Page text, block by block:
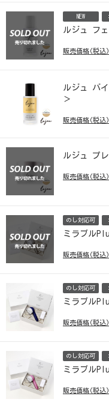
NEW
ルジュ フ
販売価格(税込
ルジュ バ
＞
販売価格(税込
ルジュ プ
販売価格(税込
のし対応可
ミラブル
販売価格(税込
のし対応可
ミラブル
販売価格(税込
のし対応可
ミラブル
販売価格(税込